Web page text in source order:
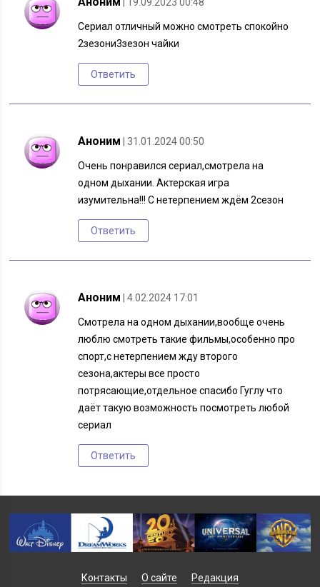
Сериал отличный можно смотреть спокойно
2зезони3зезон чайки
Ответить
Аноним | 31.01.2024 00:50
Очень понравился сериал,смотрела на
одном дыхании. Актерская игра
изумительна!!! С нетерпением ждём 2сезон
Ответить
Аноним | 4.02.2024 17:01
Смотрела на одном дыхании,вообще очень
люблю смотреть такие фильмы,особенно про
спорт,с нетерпением жду второго
сезона,актеры все просто
потрясающие,отдельное спасибо Гуглу что
даёт такую возможность посмотреть любой
сериал
Ответить
Контакты О сайте Редакция